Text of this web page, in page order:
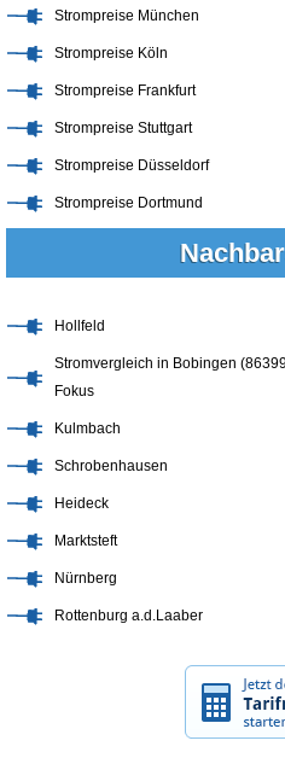
Strompreise München
Strompreise Köln
Strompreise Frankfurt
Strompreise Stuttgart
Strompreise Düsseldorf
Strompreise Dortmund
Hollfeld
Stromvergleich in Bobingen
Fokus
Kulmbach
Schrobenhausen
Heideck
Marktsteft
Nürnberg
Rottenburg a.d.Laaber